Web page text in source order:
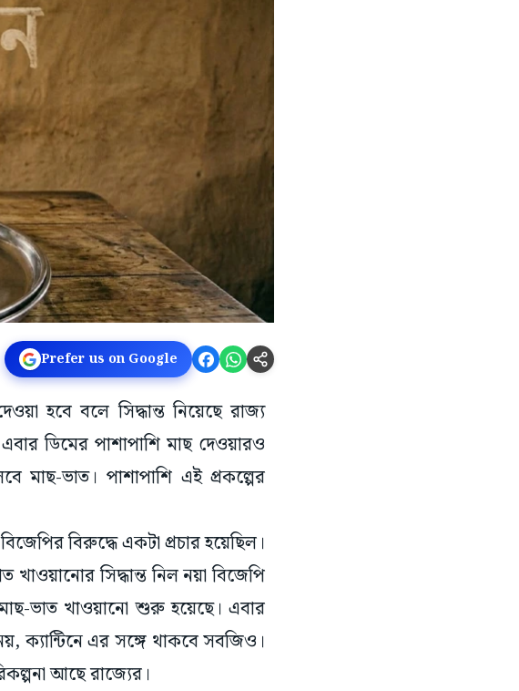
Prefer us on Google
হবে বলে সিদ্ধান্ত নিয়েছে রাজ্য
ডিমের পাশাপাশি মাছ দেওয়ারও
মাছ-ভাত। পাশাপাশি এই প্রকল্পের
বিরুদ্ধে একটা প্রচার হয়েছিল।
সিদ্ধান্ত নিল নয়া বিজেপি
মাছ-ভাত খাওয়ানো শুরু হয়েছে। এবার
ক্যান্টিনে এর সঙ্গে থাকবে সবজিও।
আছে রাজ্যের।